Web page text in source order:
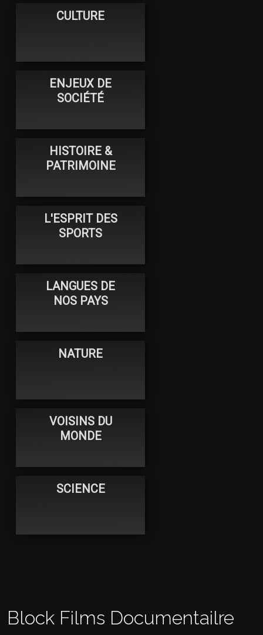
CULTURE
ENJEUX DE
SOCIÉTÉ
HISTOIRE &
PATRIMOINE
L'ESPRIT DES
SPORTS
LANGUES DE
NOS PAYS
NATURE
VOISINS DU
MONDE
SCIENCE
Block Films Documentailre